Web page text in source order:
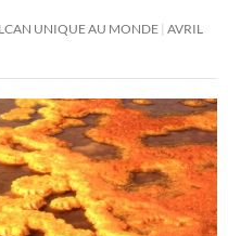
UNIQUE AU MONDE AVRIL